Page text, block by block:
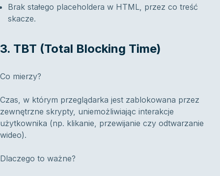
Brak stałego placeholdera w HTML, przez co treść
skacze.
3. TBT (Total Blocking Time)
Co mierzy?
Czas, w którym przeglądarka jest zablokowana przez
zewnętrzne skrypty, uniemożliwiając interakcje
użytkownika (np. klikanie, przewijanie czy odtwarzanie
wideo).
Dlaczego to ważne?